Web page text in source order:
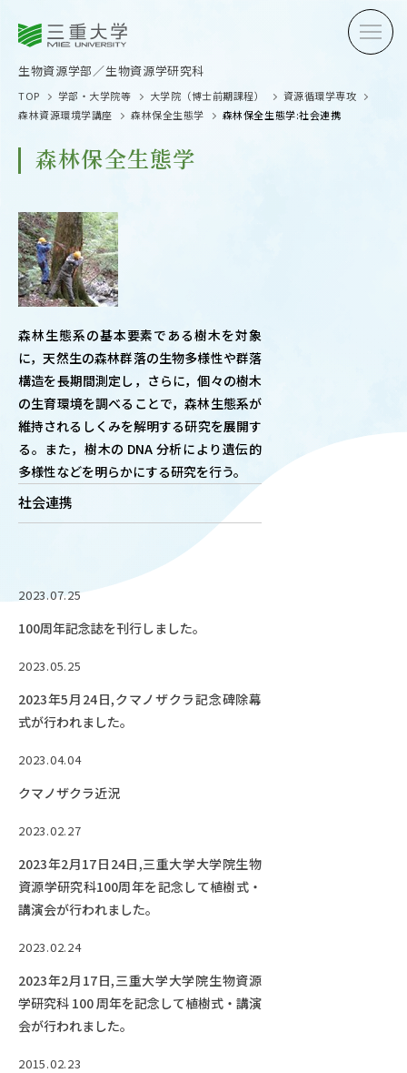
生物資源学部 生物資源学研究科
OUR OPEN
学問探求セミナー
ABOUT
ACADEMICS
SOCIAL
社会連携
TOP 学部・大学院等 大学院（博士前期課程）
資源循環学専攻
森林資源環境学講座
森林保全生態学 森林保全生態学:社会連携
森林保全生態学
森林生態系の基本要素である樹木を対象
に，天然生の森林群落の生物多様性や群落
構造を長期間測定し，さらに，個々の樹木
の生育環境を調べることで，森林生態系が
維持されるしくみを解明する研究を展開す
る。また，樹木の DNA 分析により遺伝的
多様性などを明らかにする研究を行う。
社会連携
2023.07.25
100周年記念誌を刊行しました。
2023.05.25
2023年5月24日,クマノザクラ記念碑除幕
式が行われました。
2023.04.04
クマノザクラ近況
2023.02.27
2023年2月17日24日,三重大学大学院生物
資源学研究科100周年を記念して植樹式・
講演会が行われました。
2023.02.24
2023年2月17日,三重大学大学院生物資源
学研究科 100 周年を記念して植樹式・講演
会が行われました。
2015.02.23